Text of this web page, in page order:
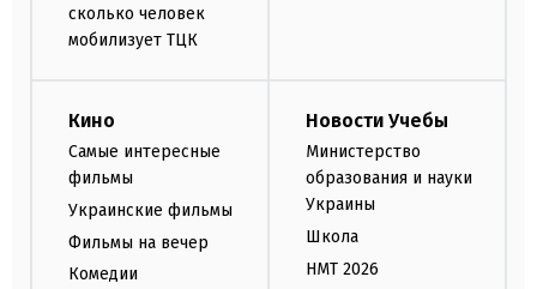
сколько человек
мобилизует ТЦК
Кино
Самые интересные
фильмы
Украинские фильмы
Фильмы на вечер
Комедии
Новости Учебы
Министерство
образования и науки
Украины
Школа
НМТ 2026